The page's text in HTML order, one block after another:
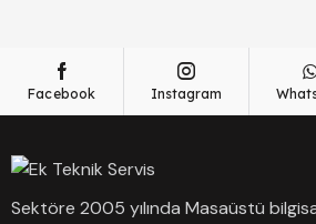
Facebook Instagram
Sektöre 2005 yılında Masaüstü